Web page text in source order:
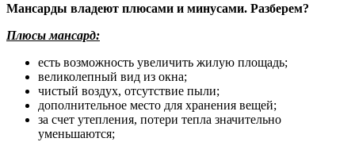
Мансарды владеют плюсами и минусами. Разберем?
Плюсы мансард:
есть возможность увеличить жилую площадь;
великолепный вид из окна;
чистый воздух, отсутствие пыли;
дополнительное место для хранения вещей;
за счет утепления, потери тепла значительно
уменьшаются;